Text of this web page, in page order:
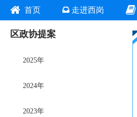
首页 走进西岗
区政协提案
2025年
2024年
2023年